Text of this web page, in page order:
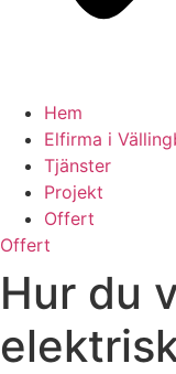
Hem
Elfirma i
Tjänster
Projekt
Offert
Offert
Hur du